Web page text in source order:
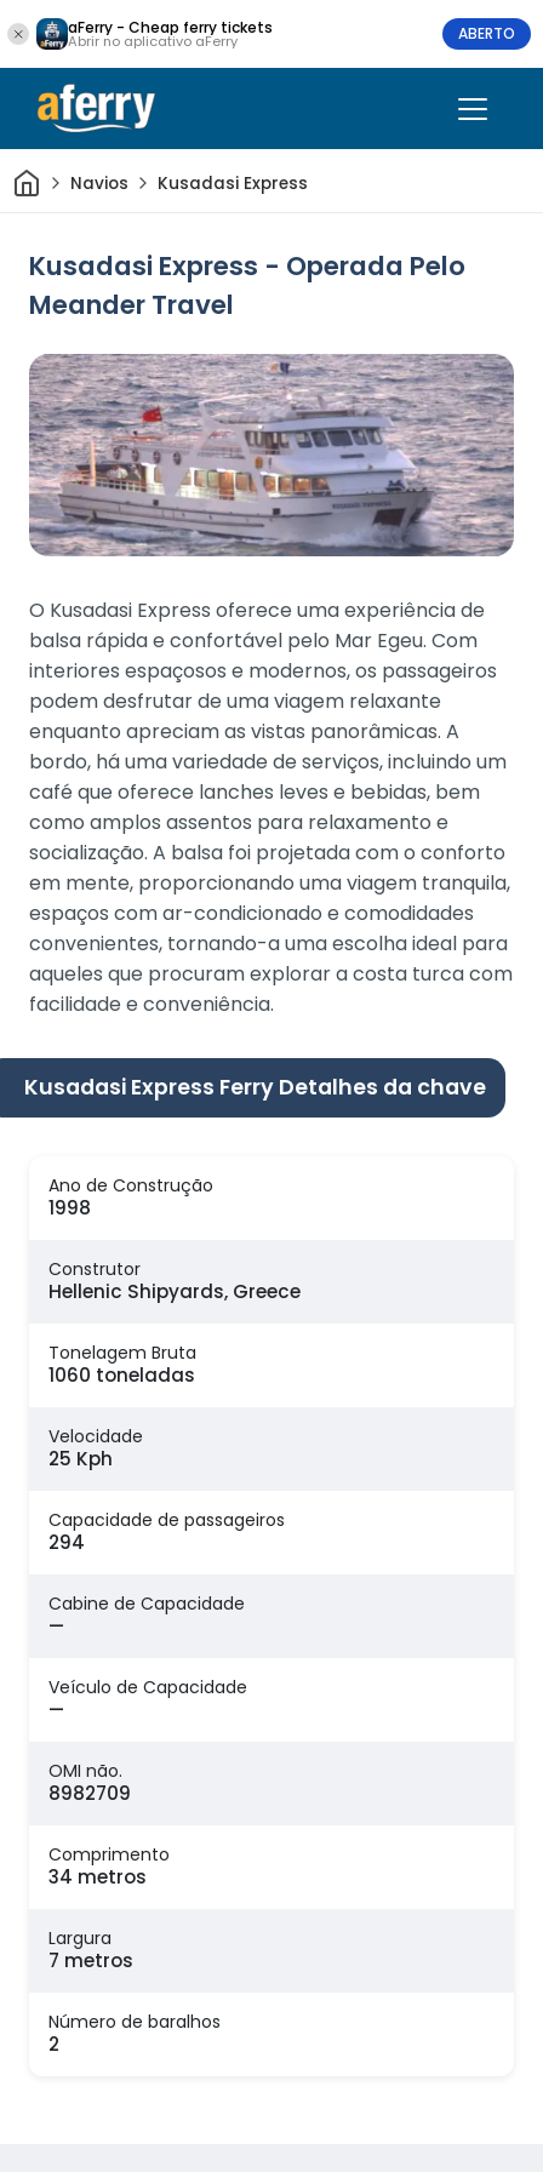
aFerry - Cheap ferry tickets
Abrir no aplicativo aFerry ABERTO
CasaNavios Kusadasi Express
Kusadasi Express - Operada Pelo
Meander Travel
O Kusadasi Express oferece uma experiência de
balsa rápida e confortável pelo Mar Egeu. Com
interiores espaçosos e modernos, os passageiros
podem desfrutar de uma viagem relaxante
enquanto apreciam as vistas panorâmicas. A
bordo, há uma variedade de serviços, incluindo um
café que oferece lanches leves e bebidas, bem
como amplos assentos para relaxamento e
socialização. A balsa foi projetada com o conforto
em mente, proporcionando uma viagem tranquila,
espaços com ar-condicionado e comodidades
convenientes, tornando-a uma escolha ideal para
aqueles que procuram explorar a costa turca com
facilidade e conveniência.
Kusadasi Express Ferry Detalhes da chave
Ano de Construção
1998
Construtor
Hellenic Shipyards, Greece
Tonelagem Bruta
1060 toneladas
Velocidade
25 Kph
Capacidade de passageiros
294
Cabine de Capacidade
—
Veículo de Capacidade
—
OMI não.
8982709
Comprimento
34 metros
Largura
7 metros
Número de baralhos
2